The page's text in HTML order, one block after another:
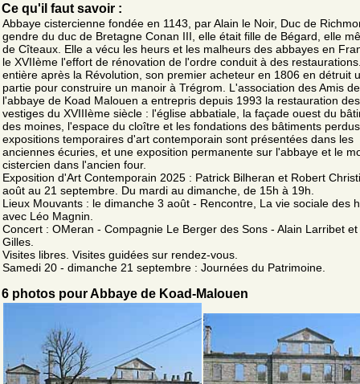
Ce qu'il faut savoir :
Abbaye cistercienne fondée en 1143, par Alain le Noir, Duc de
gendre du duc de Bretagne Conan III, elle était fille de Bégard, elle
de Cîteaux. Elle a vécu les heurs et les malheurs des abbayes en
le XVIIème l'effort de rénovation de l'ordre conduit à des
entière après la Révolution, son premier acheteur en 1806 en détruit
partie pour construire un manoir à Trégrom. L'association des Amis de
l'abbaye de Koad Malouen a entrepris depuis 1993 la restauration des
vestiges du XVIIIème siècle : l'église abbatiale, la façade ouest du
des moines, l'espace du cloître et les fondations des bâtiments
expositions temporaires d'art contemporain sont présentées dans les
anciennes écuries, et une exposition permanente sur l'abbaye et le
cistercien dans l'ancien four.
Exposition d'Art Contemporain 2025 : Patrick Bilheran et Robert
août au 21 septembre. Du mardi au dimanche, de 15h à 19h.
Lieux Mouvants : le dimanche 3 août - Rencontre, La vie sociale des
avec Léo Magnin.
Concert : OMeran - Compagnie Le Berger des Sons - Alain Larribet et
Gilles.
Visites libres. Visites guidées sur rendez-vous.
Samedi 20 - dimanche 21 septembre : Journées du Patrimoine.
6 photos pour Abbaye de Koad-Malouen